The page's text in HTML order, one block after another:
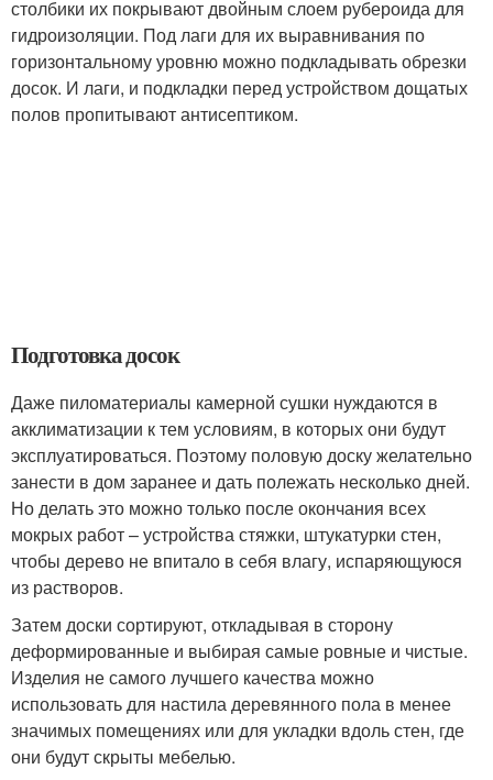
столбики их покрывают двойным слоем рубероида для
гидроизоляции. Под лаги для их выравнивания по
горизонтальному уровню можно подкладывать обрезки
досок. И лаги, и подкладки перед устройством дощатых
полов пропитывают антисептиком.
Подготовка досок
Даже пиломатериалы камерной сушки нуждаются в
акклиматизации к тем условиям, в которых они будут
эксплуатироваться. Поэтому половую доску желательно
занести в дом заранее и дать полежать несколько дней.
Но делать это можно только после окончания всех
мокрых работ – устройства стяжки, штукатурки стен,
чтобы дерево не впитало в себя влагу, испаряющуюся
из растворов.
Затем доски сортируют, откладывая в сторону
деформированные и выбирая самые ровные и чистые.
Изделия не самого лучшего качества можно
использовать для настила деревянного пола в менее
значимых помещениях или для укладки вдоль стен, где
они будут скрыты мебелью.